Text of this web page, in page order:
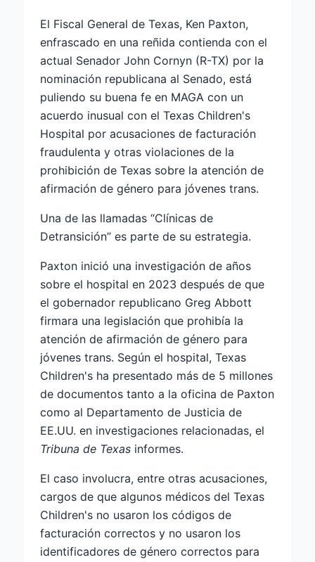
El Fiscal General de Texas, Ken Paxton,
enfrascado en una reñida contienda con el
actual Senador John Cornyn (R-TX) por la
nominación republicana al Senado, está
puliendo su buena fe en MAGA con un
acuerdo inusual con el Texas Children's
Hospital por acusaciones de facturación
fraudulenta y otras violaciones de la
prohibición de Texas sobre la atención de
afirmación de género para jóvenes trans.
Una de las llamadas “Clínicas de
Detransición” es parte de su estrategia.
Paxton inició una investigación de años
sobre el hospital en 2023 después de que
el gobernador republicano Greg Abbott
firmara una legislación que prohibía la
atención de afirmación de género para
jóvenes trans. Según el hospital, Texas
Children's ha presentado más de 5 millones
de documentos tanto a la oficina de Paxton
como al Departamento de Justicia de
EE.UU. en investigaciones relacionadas, el
Tribuna de Texas informes.
El caso involucra, entre otras acusaciones,
cargos de que algunos médicos del Texas
Children's no usaron los códigos de
facturación correctos y no usaron los
identificadores de género correctos para